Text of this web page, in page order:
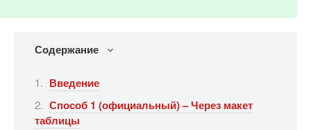
Содержание
Введение
Способ 1 (официальный) – Через макет
таблицы